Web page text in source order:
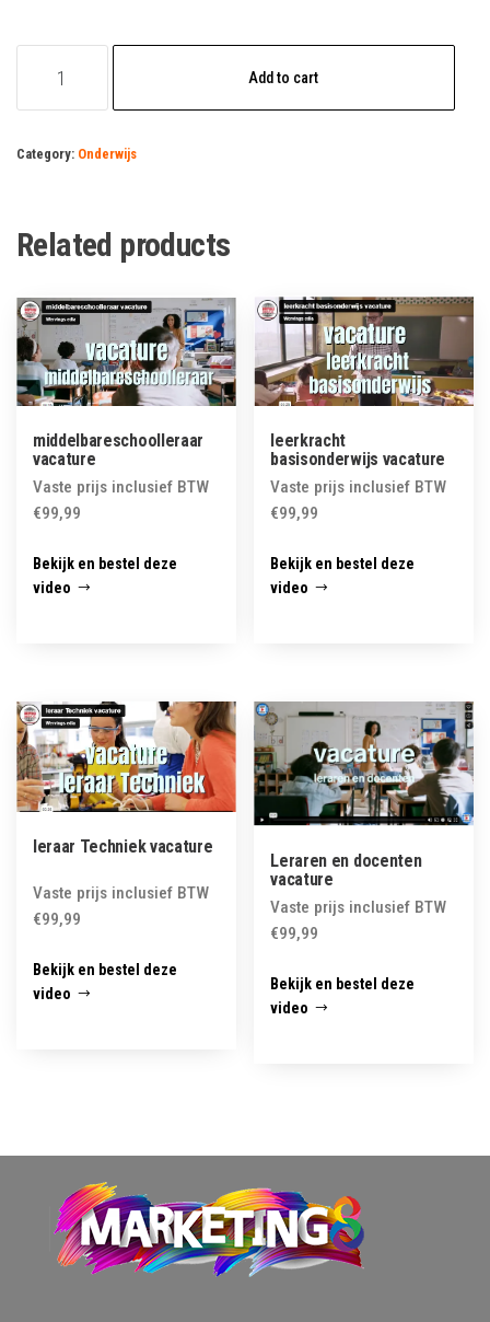
vacature
Add to cart
Category: Onderwijs
Related products
middelbareschoolleraar
vacature
Vaste prijs inclusief BTW
€99,99
Bekijk en bestel deze
video
leerkracht
basisonderwijs vacature
Vaste prijs inclusief BTW
€99,99
Bekijk en bestel deze
video
leraar Techniek vacature
Vaste prijs inclusief BTW
€99,99
Bekijk en bestel deze
video
Leraren en docenten
vacature
Vaste prijs inclusief BTW
€99,99
Bekijk en bestel deze
video